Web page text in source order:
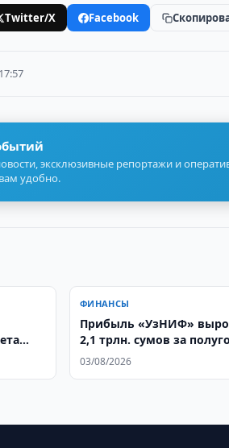
Twitter/X Facebook
эксклюзивные репортажи и
удобно.
ФИНАНСЫ
Прибыль «УзНИФ»
2,1 трлн. сумов за
03/08/2026